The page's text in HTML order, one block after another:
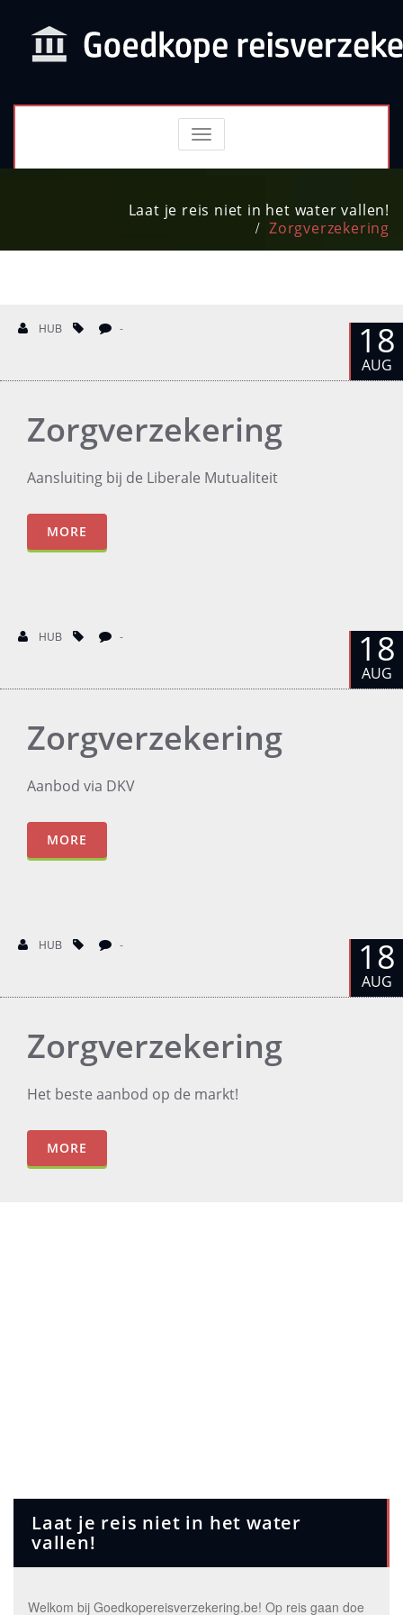
TOGGLE
NAVIGATION
Laat je reis niet in het water vallen!
Zorgverzekering
HUB - 18
AUG
Zorgverzekering
Aansluiting bij de Liberale Mutualiteit
MORE
HUB - 18
AUG
Zorgverzekering
Aanbod via DKV
MORE
HUB - 18
AUG
Zorgverzekering
Het beste aanbod op de markt!
MORE
Laat je reis niet in het water
vallen!
Welkom bij Goedkopereisverzekering.be! Op reis gaan doe